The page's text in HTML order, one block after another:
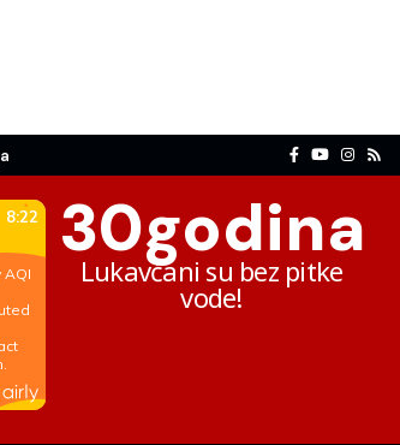
30godina
Lukavčani su bez pitke
vode!